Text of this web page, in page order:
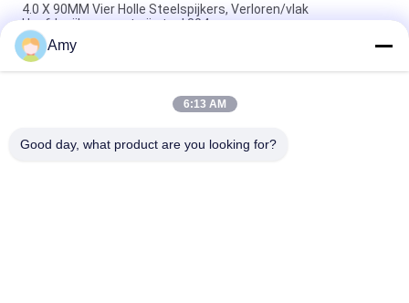
4.0 X 90MM Vier Holle Steelspijkers, Verloren/vlak
Hoofdspijkersroestvrij staal 304
40MM X 1,9 Roestvrij staal het Eindigen Spijkers Vlakke
Hoofdtype Holle Steel
Houten het Project van de 65MM X 2,5 het Geruite Vlakke
Amy
6:13 AM
Good day, what product are you looking for?